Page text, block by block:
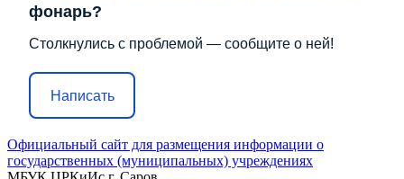
фонарь?
Столкнулись с проблемой — сообщите о ней!
Написать
Официальный сайт для размещения информации о
государственных (муниципальных) учреждениях